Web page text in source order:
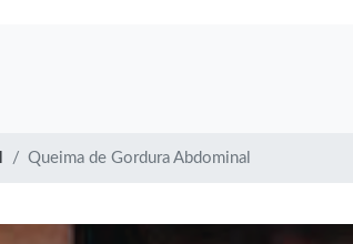
Queima de Gordura Abdominal